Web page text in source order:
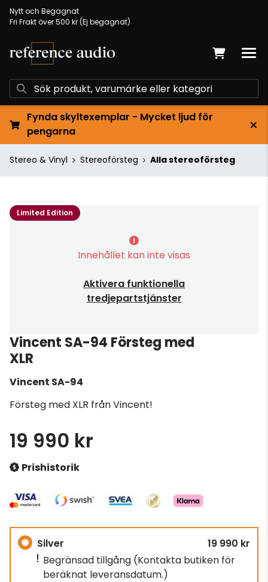
Nytt och Begagnat
Fri Frakt över 500 kr (Ej begagnat)
Fynda skyltexemplar - Mycket ljud för
pengarna
Stereo & Vinyl Stereoförsteg Alla stereoförsteg
Limited Edition
Innehållet kan inte visas
Aktivera funktionella
tredjepartstjänster
Vincent SA-94 Försteg med
XLR
Vincent SA-94
Försteg med XLR från Vincent!
19 990 kr
Prishistorik
Silver
19 990 kr
Begränsad tillgång (Kontakta butiken för
beräknat leveransdatum.)